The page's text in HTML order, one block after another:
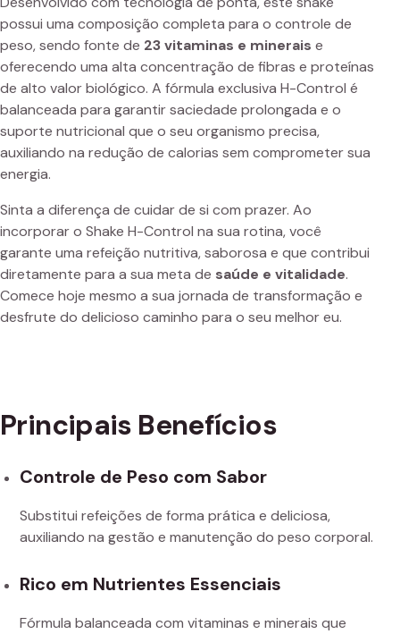
possui uma composição completa para o controle de
peso, sendo fonte de 23 vitaminas e minerais e
oferecendo uma alta concentração de fibras e proteínas
de alto valor biológico. A fórmula exclusiva H-Control é
balanceada para garantir saciedade prolongada e o
suporte nutricional que o seu organismo precisa,
auxiliando na redução de calorias sem comprometer sua
energia.
Sinta a diferença de cuidar de si com prazer. Ao
incorporar o Shake H-Control na sua rotina, você
garante uma refeição nutritiva, saborosa e que contribui
diretamente para a sua meta de saúde e vitalidade.
Comece hoje mesmo a sua jornada de transformação e
desfrute do delicioso caminho para o seu melhor eu.
Principais Benefícios
Controle de Peso com Sabor
Substitui refeições de forma prática e deliciosa,
auxiliando na gestão e manutenção do peso corporal.
Rico em Nutrientes Essenciais
Fórmula balanceada com vitaminas e minerais que